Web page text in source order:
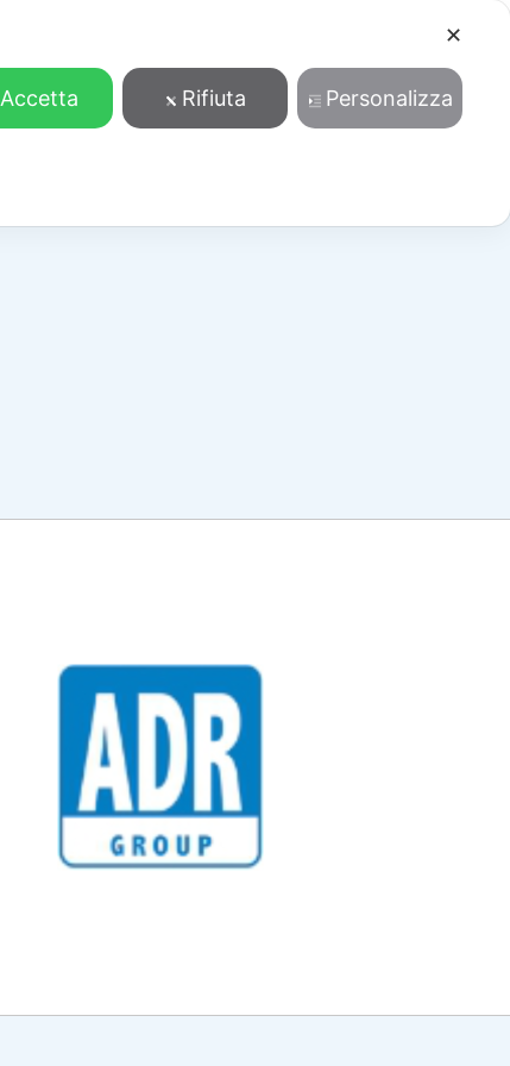
Cosa facciamo Contatti Accedi/Registrati
✕
Accetta Rifiuta Personalizza